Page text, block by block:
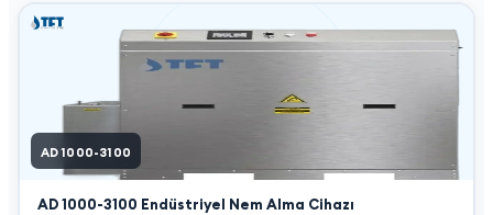
AD 1000-3100
AD 1000-3100 Endüstriyel Nem Alma Cihazı